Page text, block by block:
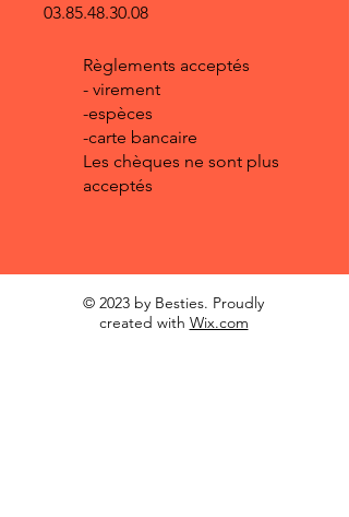
03.85.48.30.08
Règlements acceptés
- virement
-espèces
-carte bancaire
Les chèques ne sont plus
acceptés
© 2023 by Besties. Proudly
created with Wix.com